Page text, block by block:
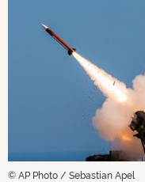
© AP Photo / Sebastian Apel